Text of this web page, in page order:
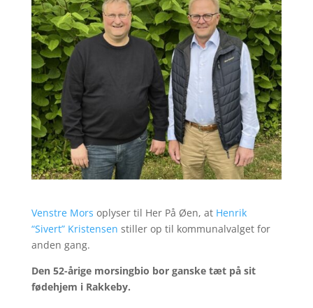
Venstre Mors oplyser til Her På Øen, at Henrik
“Sivert” Kristensen stiller op til kommunalvalget for
anden gang.
Den 52-årige morsingbio bor ganske tæt på sit
fødehjem i Rakkeby.